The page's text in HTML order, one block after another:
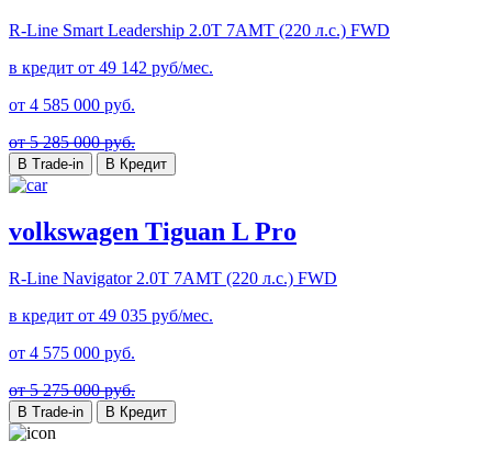
R-Line Smart Leadership 2.0T 7AMT (220 л.с.) FWD
в кредит от 49 142 руб/мес.
от 4 585 000 руб.
от 5 285 000 руб.
В Trade-in В Кредит
volkswagen Tiguan L Pro
R-Line Navigator 2.0T 7AMT (220 л.с.) FWD
в кредит от 49 035 руб/мес.
от 4 575 000 руб.
от 5 275 000 руб.
В Trade-in В Кредит